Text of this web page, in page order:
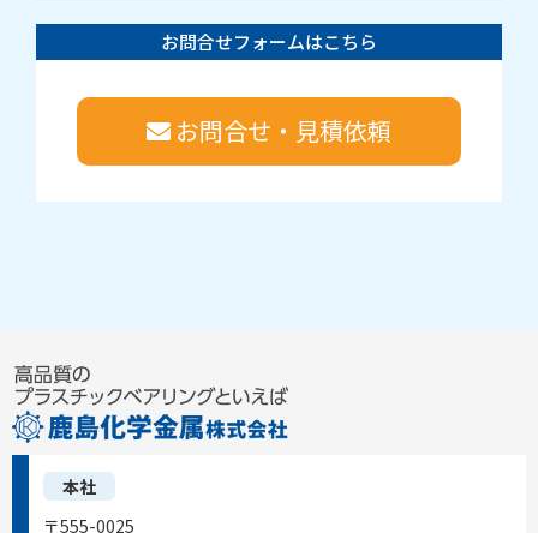
お問合せフォームはこちら
お問合せ・見積依頼
本社
〒555-0025